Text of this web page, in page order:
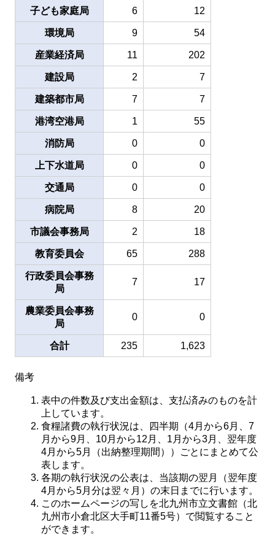
子ども家庭局 6 12
環境局 9 54
産業経済局 11 202
建設局 2 7
建築都市局 7 7
港湾空港局 1 55
消防局 0 0
上下水道局 0 0
交通局 0 0
病院局 8 20
市議会事務局 2 18
教育委員会 65 288
行政委員会事務
局
7 17
農業委員会事務
局
0 0
合計 235 1,623
備考
表中の件数及び支出金額は、支払済みのものを計
上しています。
食糧諸費の執行状況は、四半期（4月から6月、7
月から9月、10月から12月、1月から3月、翌年度
4月から5月（出納整理期間））ごとにまとめて公
表します。
各期の執行状況の公表は、当該期の翌月（翌年度
4月から5月分は翌々月）の末日までに行います。
このホームページの写しを北九州市立文書館（北
九州市小倉北区大手町11番5号）で閲覧すること
ができます。